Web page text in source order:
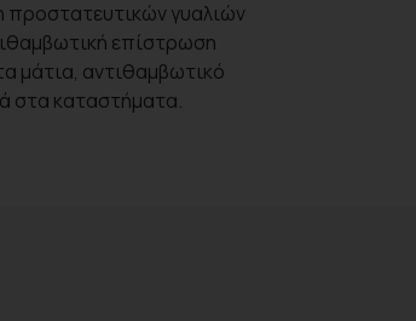
προστατευτικών γυαλιών
επίστρωση
μάτια, αντιθαμβωτικό
στα καταστήματα.